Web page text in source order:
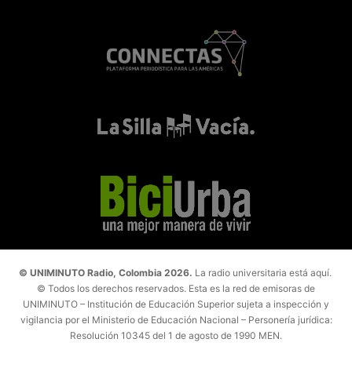
© UNIMINUTO Radio, Colombia 2026. La radio universitaria está aquí.
© Todos los derechos reservados. Esta es la red de emisoras de
UNIMINUTO – Institución de Educación Superior sujeta a inspección y
vigilancia por el Ministerio de Educación Nacional – Personería jurídica:
Resolución 10345 del 1 de agosto de 1990 MEN.